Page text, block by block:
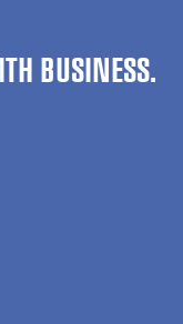
BUSINESS.